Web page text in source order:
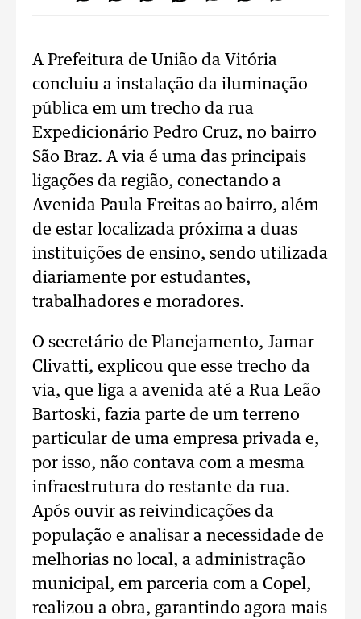
A Prefeitura de União da Vitória
concluiu a instalação da iluminação
pública em um trecho da rua
Expedicionário Pedro Cruz, no bairro
São Braz. A via é uma das principais
ligações da região, conectando a
Avenida Paula Freitas ao bairro, além
de estar localizada próxima a duas
instituições de ensino, sendo utilizada
diariamente por estudantes,
trabalhadores e moradores.
O secretário de Planejamento, Jamar
Clivatti, explicou que esse trecho da
via, que liga a avenida até a Rua Leão
Bartoski, fazia parte de um terreno
particular de uma empresa privada e,
por isso, não contava com a mesma
infraestrutura do restante da rua.
Após ouvir as reivindicações da
população e analisar a necessidade de
melhorias no local, a administração
municipal, em parceria com a Copel,
realizou a obra, garantindo agora mais